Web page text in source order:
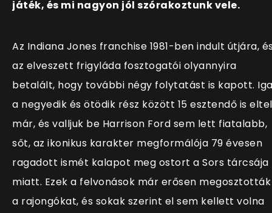
játék, és mi nagyon jól szórakoztunk vele.
Az Indiana Jones franchise 1981-ben indult útjára,
az elveszett frigyláda fosztogatói olyannyira
betalált, hogy további négy folytatást is kapott.
a negyedik és ötödik rész között 15 esztendő is
már, és valljuk be Harrison Ford sem lett fiatalabb,
sőt, az ikonikus karakter megformálója 79 évesen
ragadott ismét kalapot meg ostort a Sors tárcsája
miatt. Ezek a felvonások már erősen megosztották
a rajongókat, és sokak szerint el sem kellett volna